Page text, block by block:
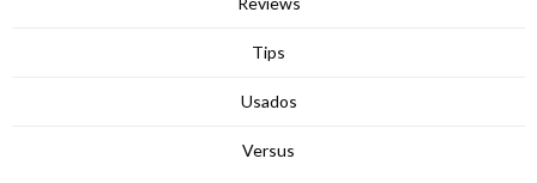
Tips
Usados
Versus